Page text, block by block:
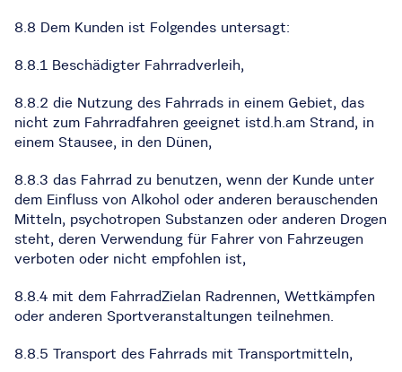
8.8 Dem Kunden ist Folgendes untersagt:
8.8.1 Beschädigter Fahrradverleih,
8.8.2 die Nutzung des Fahrrads in einem Gebiet, das
nicht zum Fahrradfahren geeignet istd.h.am Strand, in
einem Stausee, in den Dünen,
8.8.3 das Fahrrad zu benutzen, wenn der Kunde unter
dem Einfluss von Alkohol oder anderen berauschenden
Mitteln, psychotropen Substanzen oder anderen Drogen
steht, deren Verwendung für Fahrer von Fahrzeugen
verboten oder nicht empfohlen ist,
8.8.4 mit dem FahrradZielan Radrennen, Wettkämpfen
oder anderen Sportveranstaltungen teilnehmen.
8.8.5 Transport des Fahrrads mit Transportmitteln,